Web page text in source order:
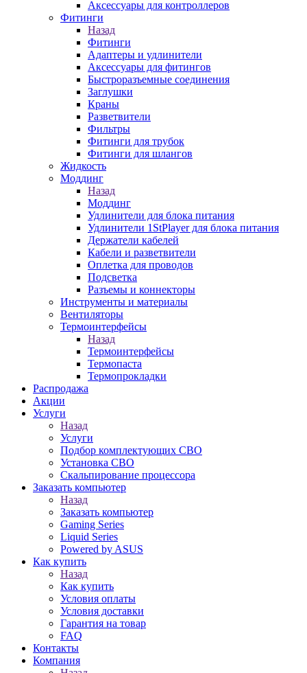
Аксессуары для контроллеров
Фитинги
Назад
Фитинги
Адаптеры и удлинители
Аксессуары для фитингов
Быстроразъемные соединения
Заглушки
Краны
Разветвители
Фильтры
Фитинги для трубок
Фитинги для шлангов
Жидкость
Моддинг
Назад
Моддинг
Удлинители для блока питания
Удлинители 1StPlayer для блока питания
Держатели кабелей
Кабели и разветвители
Оплетка для проводов
Подсветка
Разъемы и коннекторы
Инструменты и материалы
Вентиляторы
Термоинтерфейсы
Назад
Термоинтерфейсы
Термопаста
Термопрокладки
Распродажа
Акции
Услуги
Назад
Услуги
Подбор комплектующих СВО
Установка СВО
Скальпирование процессора
Заказать компьютер
Назад
Заказать компьютер
Gaming Series
Liquid Series
Powered by ASUS
Как купить
Назад
Как купить
Условия оплаты
Условия доставки
Гарантия на товар
FAQ
Контакты
Компания